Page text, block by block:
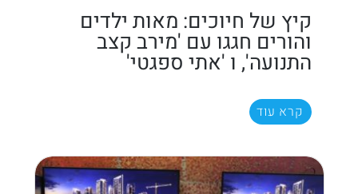
קיץ של חיוכים: מאות ילדים
והורים חגגו עם 'מירב קצב
התנועה', ו 'אתי ספגטי'
קרא עוד